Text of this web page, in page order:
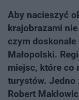
Aby nacieszyć
krajobrazami
czym
Małopolski.
miejsc, które co
turystów. Jedno
Robert